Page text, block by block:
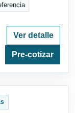
Ver detalle
Pre-cotizar